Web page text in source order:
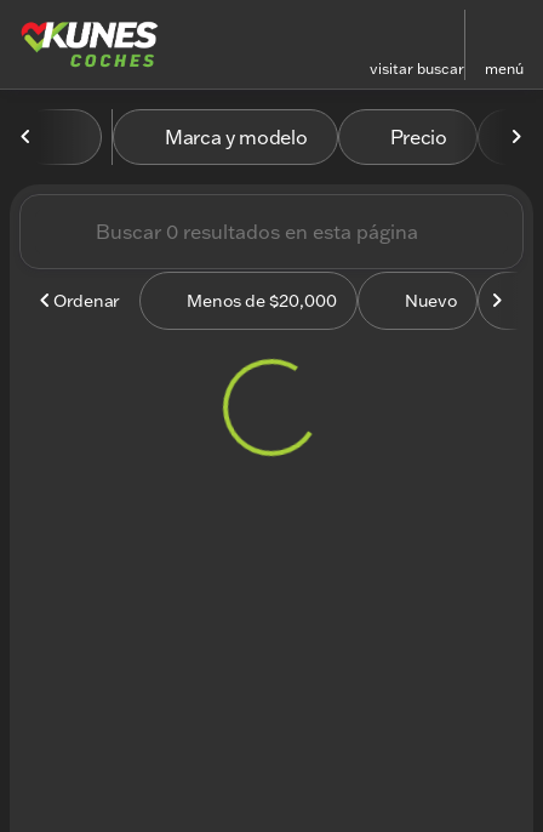
visitar buscar menú
filtrar buscar volver arriba
Vehículos en venta en
Marca y modelo Precio
Ordenar Menos de $20,000 Nuevo